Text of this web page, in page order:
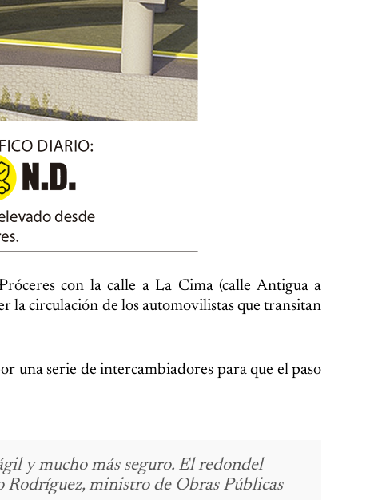
con la calle a La Cima (calle Antigua a
la circulación de los automovilistas que transitan
una serie de intercambiadores para que el paso
y mucho más seguro. El redondel
Rodríguez, ministro de Obras Públicas